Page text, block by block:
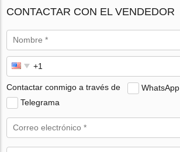
CONTACTAR CON EL VENDEDOR
Contactar conmigo a través de WhatsApp
Telegrama